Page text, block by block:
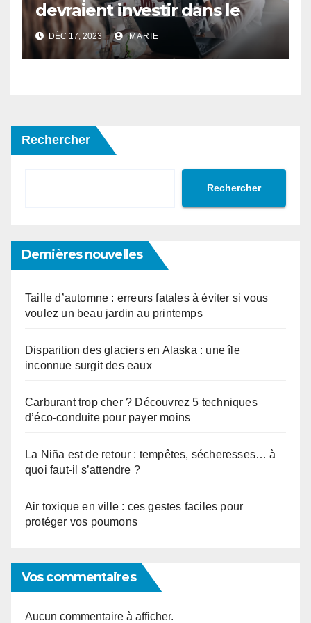
devraient investir dans le
développement durable ?
DÉC 17, 2023 MARIE
Rechercher
Rechercher
Dernières nouvelles
Taille d’automne : erreurs fatales à éviter si vous
voulez un beau jardin au printemps
Disparition des glaciers en Alaska : une île
inconnue surgit des eaux
Carburant trop cher ? Découvrez 5 techniques
d’éco-conduite pour payer moins
La Niña est de retour : tempêtes, sécheresses… à
quoi faut-il s’attendre ?
Air toxique en ville : ces gestes faciles pour
protéger vos poumons
Vos commentaires
Aucun commentaire à afficher.